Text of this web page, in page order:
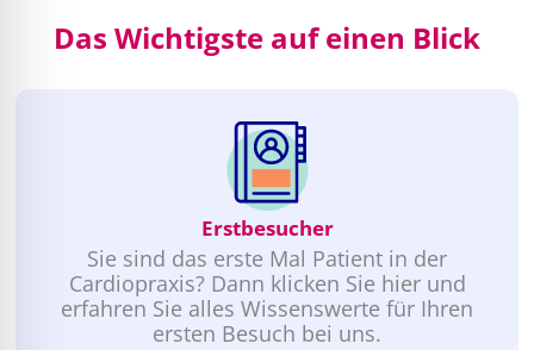
Das Wichtigste auf einen Blick
Erstbesucher
Sie sind das erste Mal Patient in der
Cardiopraxis? Dann klicken Sie hier und
erfahren Sie alles Wissenswerte für Ihren
ersten Besuch bei uns.